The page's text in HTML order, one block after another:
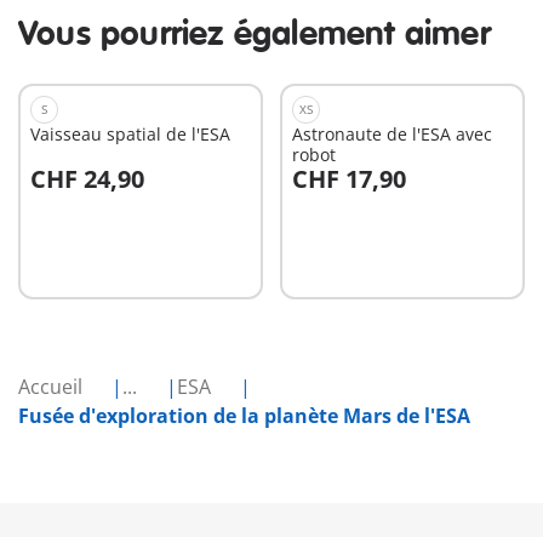
Accueil ...
ESA
Fusée d'exploration de la planète Mars de l'ESA
Vous pourriez également aimer
S
Vaisseau spatial de l'ESA
CHF 24,90
Au panier
XS
Astronaute de l'ESA avec
robot
CHF 17,90
Au panier